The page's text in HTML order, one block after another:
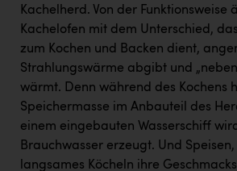
Kachelherd. Von der Funktionsweise
Kachelofen mit dem Unterschied,
zum Kochen und Backen dient,
Strahlungswärme abgibt und
wärmt. Denn während des Kochens
Speichermasse im Anbauteil des
einem eingebauten Wasserschiff
Brauchwasser erzeugt. Und
langsames Köcheln ihre